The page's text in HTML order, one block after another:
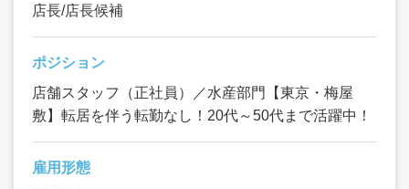
店長/店長候補
ポジション
店舗スタッフ（正社員）／水産部門【東京・梅屋
敷】転居を伴う転勤なし！20代～50代まで活躍中！
雇用形態